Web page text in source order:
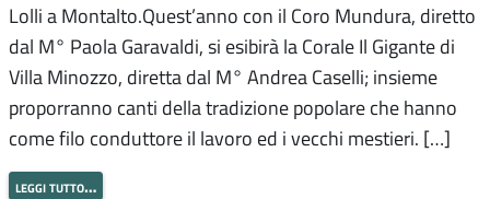
Lolli a Montalto.Quest’anno con il Coro Mundura, diretto
dal M° Paola Garavaldi, si esibirà la Corale Il Gigante di
Villa Minozzo, diretta dal M° Andrea Caselli; insieme
proporranno canti della tradizione popolare che hanno
come filo conduttore il lavoro ed i vecchi mestieri. […]
leggi tutto…